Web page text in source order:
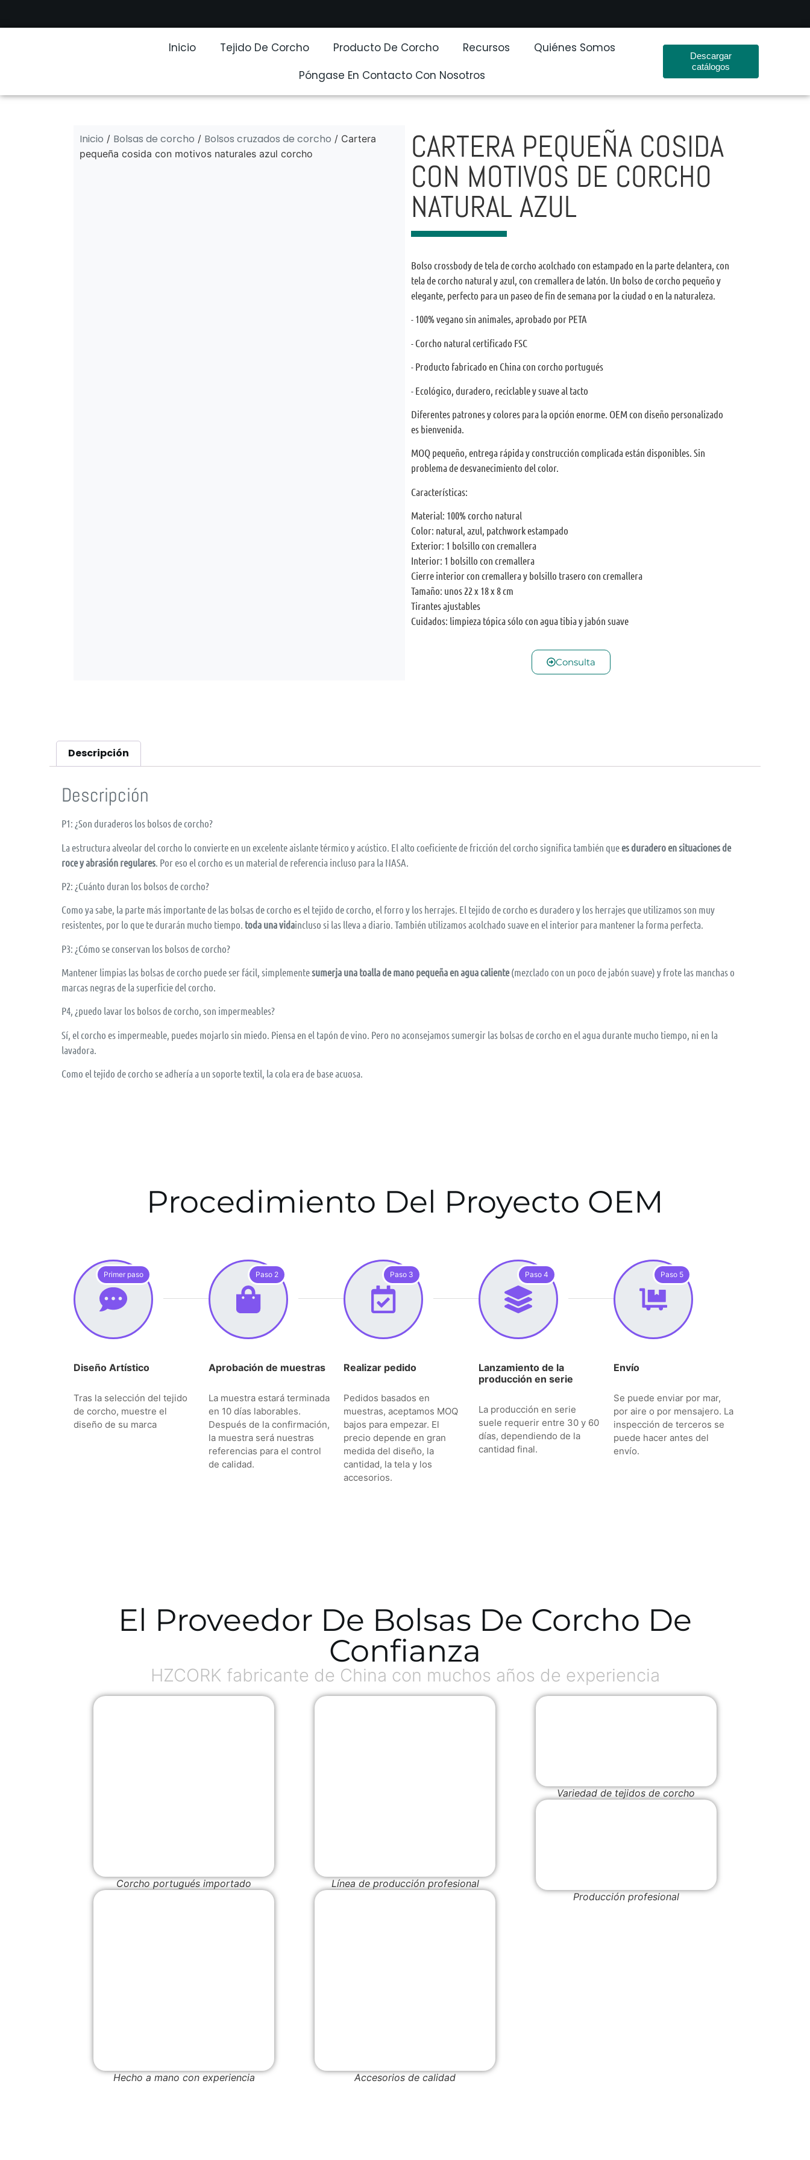
Inicio Tejido De Corcho Producto De Corcho Recursos
Quiénes Somos
Póngase En Contacto Con Nosotros
Descargar
catálogos
Inicio / Bolsas de corcho / Bolsos cruzados de corcho / Cartera
pequeña cosida con motivos naturales azul corcho
CARTERA PEQUEÑA COSIDA
CON MOTIVOS DE CORCHO
NATURAL AZUL
Bolso crossbody de tela de corcho acolchado con estampado en la parte delantera, con
tela de corcho natural y azul, con cremallera de latón. Un bolso de corcho pequeño y
elegante, perfecto para un paseo de fin de semana por la ciudad o en la naturaleza.
- 100% vegano sin animales, aprobado por PETA
- Corcho natural certificado FSC
- Producto fabricado en China con corcho portugués
- Ecológico, duradero, reciclable y suave al tacto
Diferentes patrones y colores para la opción enorme. OEM con diseño personalizado
es bienvenida.
MOQ pequeño, entrega rápida y construcción complicada están disponibles. Sin
problema de desvanecimiento del color.
Características:
Material: 100% corcho natural
Color: natural, azul, patchwork estampado
Exterior: 1 bolsillo con cremallera
Interior: 1 bolsillo con cremallera
Cierre interior con cremallera y bolsillo trasero con cremallera
Tamaño: unos 22 x 18 x 8 cm
Tirantes ajustables
Cuidados: limpieza tópica sólo con agua tibia y jabón suave
Consulta
Descripción
Descripción
P1: ¿Son duraderos los bolsos de corcho?
La estructura alveolar del corcho lo convierte en un excelente aislante térmico y acústico. El alto coeficiente de fricción del corcho significa también que es duradero en situaciones de
roce y abrasión regulares . Por eso el corcho es un material de referencia incluso para la NASA.
P2: ¿Cuánto duran los bolsos de corcho?
Como ya sabe, la parte más importante de las bolsas de corcho es el tejido de corcho, el forro y los herrajes. El tejido de corcho es duradero y los herrajes que utilizamos son muy
resistentes, por lo que te durarán mucho tiempo. toda una vidaincluso si las lleva a diario. También utilizamos acolchado suave en el interior para mantener la forma perfecta.
P3: ¿Cómo se conservan los bolsos de corcho?
Mantener limpias las bolsas de corcho puede ser fácil, simplementesumerja una toalla de mano pequeña en agua caliente(mezclado con un poco de jabón suave) y frote las manchas o
marcas negras de la superficie del corcho.
P4, ¿puedo lavar los bolsos de corcho, son impermeables?
Sí, el corcho es impermeable, puedes mojarlo sin miedo. Piensa en el tapón de vino. Pero no aconsejamos sumergir las bolsas de corcho en el agua durante mucho tiempo, ni en la
lavadora.
Como el tejido de corcho se adhería a un soporte textil, la cola era de base acuosa.
Procedimiento Del Proyecto OEM
Primer paso
Diseño Artístico
Tras la selección del tejido
de corcho, muestre el
diseño de su marca
Paso 2
Aprobación de muestras
La muestra estará terminada
en 10 días laborables.
Después de la confirmación,
la muestra será nuestras
referencias para el control
de calidad.
Paso 3
Realizar pedido
Pedidos basados en
muestras, aceptamos MOQ
bajos para empezar. El
precio depende en gran
medida del diseño, la
cantidad, la tela y los
accesorios.
Paso 4
Lanzamiento de la
producción en serie
La producción en serie
suele requerir entre 30 y 60
días, dependiendo de la
cantidad final.
Paso 5
Envío
Se puede enviar por mar,
por aire o por mensajero. La
inspección de terceros se
puede hacer antes del
envío.
El Proveedor De Bolsas De Corcho De
Confianza
HZCORK fabricante de China con muchos años de experiencia
Corcho portugués importado
Hecho a mano con experiencia
Línea de producción profesional
Accesorios de calidad
Variedad de tejidos de corcho
Producción profesional